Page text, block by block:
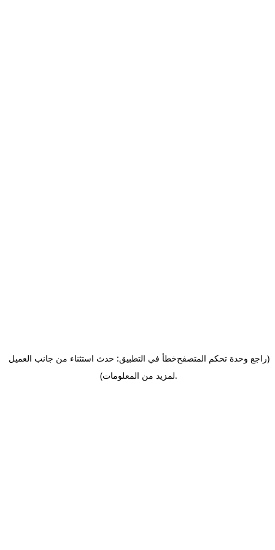
خطأ في التطبيق: حدث استثناء من جانب العميل(راجع وحدة تحكم المتصفح
لمزيد من المعلومات).